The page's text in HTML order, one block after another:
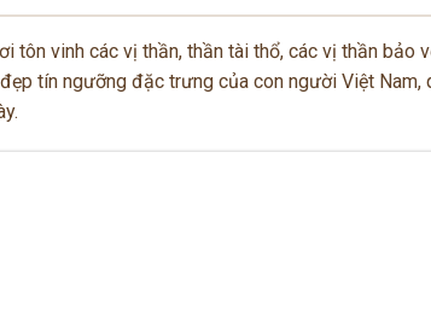
tôn vinh các vị thần, thần tài thổ, các vị thần bảo
tín ngưỡng đặc trưng của con người Việt